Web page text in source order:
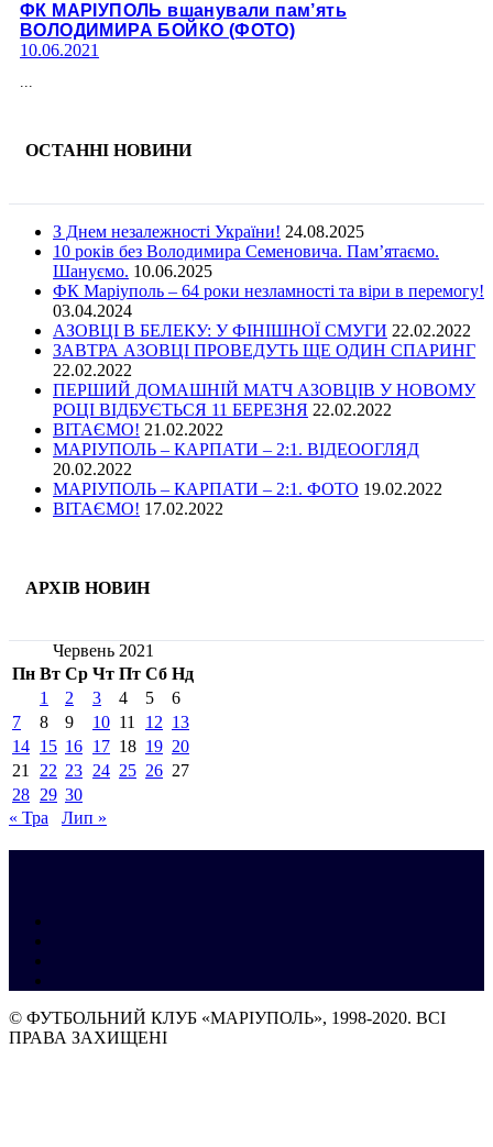
ФК МАРІУПОЛЬ вшанували пам’ять
ВОЛОДИМИРА БОЙКО (ФОТО)
10.06.2021
...
ОСТАННІ НОВИНИ
З Днем незалежності України! 24.08.2025
10 років без Володимира Семеновича. Пам’ятаємо.
Шануємо. 10.06.2025
ФК Маріуполь – 64 роки незламності та віри в перемогу!
03.04.2024
АЗОВЦІ В БЕЛЕКУ: У ФІНІШНОЇ СМУГИ 22.02.2022
ЗАВТРА АЗОВЦІ ПРОВЕДУТЬ ЩЕ ОДИН СПАРИНГ
22.02.2022
ПЕРШИЙ ДОМАШНІЙ МАТЧ АЗОВЦІВ У НОВОМУ
РОЦІ ВІДБУЄТЬСЯ 11 БЕРЕЗНЯ 22.02.2022
ВІТАЄМО! 21.02.2022
МАРІУПОЛЬ – КАРПАТИ – 2:1. ВІДЕООГЛЯД
20.02.2022
МАРІУПОЛЬ – КАРПАТИ – 2:1. ФОТО 19.02.2022
ВІТАЄМО! 17.02.2022
АРХІВ НОВИН
Червень 2021
Пн Вт Ср Чт Пт Сб Нд
1
2 3 4 5
6
7
8 9 10 11 12 13
14 15 16 17 18 19 20
21
22 23 24 25 26 27
28 29 30
« Тра
Лип »
© ФУТБОЛЬНИЙ КЛУБ «МАРІУПОЛЬ», 1998-2020. ВСІ
ПРАВА ЗАХИЩЕНІ